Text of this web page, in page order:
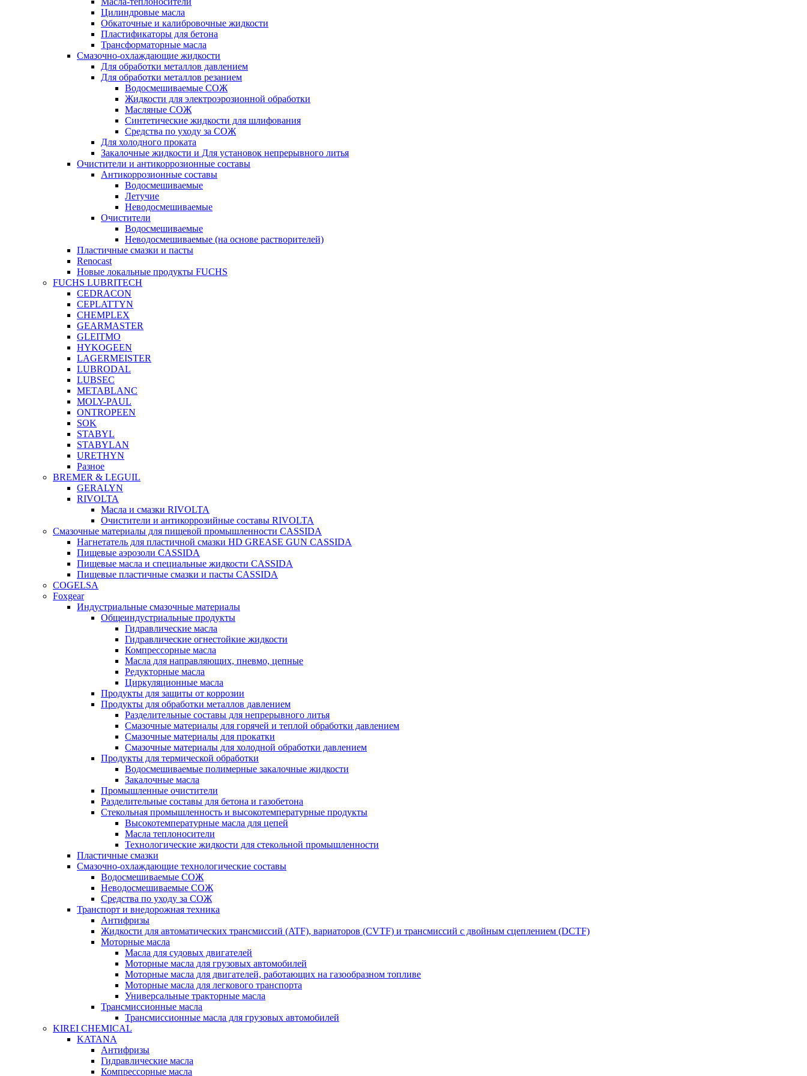
Цилиндровые масла
Обкаточные и калибровочные жидкости
Пластификаторы для бетона
Трансформаторные масла
Смазочно-охлаждающие жидкости
Для обработки металлов давлением
Для обработки металлов резанием
Водосмешиваемые СОЖ
Жидкости для электроэрозионной обработки
Масляные СОЖ
Синтетические жидкости для шлифования
Средства по уходу за СОЖ
Для холодного проката
Закалочные жидкости и Для установок непрерывного литья
Очистители и антикоррозионные составы
Антикоррозионные составы
Водосмешиваемые
Летучие
Неводосмешиваемые
Очистители
Водосмешиваемые
Неводосмешиваемые (на основе растворителей)
Пластичные смазки и пасты
Renocast
Новые локальные продукты FUCHS
FUCHS LUBRITECH
CEDRACON
CEPLATTYN
CHEMPLEX
GEARMASTER
GLEITMO
HYKOGEEN
LAGERMEISTER
LUBRODAL
LUBSEC
METABLANC
MOLY-PAUL
ONTROPEEN
SOK
STABYL
STABYLAN
URETHYN
Разное
BREMER & LEGUIL
GERALYN
RIVOLTA
Масла и смазки RIVOLTA
Очистители и антикоррозийные составы RIVOLTA
Смазочные материалы для пищевой промышленности CASSIDA
Нагнетатель для пластичной смазки HD GREASE GUN CASSIDA
Пищевые аэрозоли CASSIDA
Пищевые масла и специальные жидкости CASSIDA
Пищевые пластичные смазки и пасты CASSIDA
COGELSA
Foxgear
Индустриальные смазочные материалы
Общеиндустриальные продукты
Гидравлические масла
Гидравлические огнестойкие жидкости
Компрессорные масла
Масла для направляющих, пневмо, цепные
Редукторные масла
Циркуляционные масла
Продукты для защиты от коррозии
Продукты для обработки металлов давлением
Разделительные составы для непрерывного литья
Смазочные материалы для горячей и теплой обработки давлением
Смазочные материалы для прокатки
Смазочные материалы для холодной обработки давлением
Продукты для термической обработки
Водосмешиваемые полимерные закалочные жидкости
Закалочные масла
Промышленные очистители
Разделительные составы для бетона и газобетона
Стекольная промышленность и высокотемпературные продукты
Высокотемпературные масла для цепей
Масла теплоносители
Технологические жидкости для стекольной промышленности
Пластичные смазки
Смазочно-охлаждающие технологические составы
Водосмешиваемые СОЖ
Неводосмешиваемые СОЖ
Средства по уходу за СОЖ
Транспорт и внедорожная техника
Антифризы
Жидкости для автоматических трансмиссий (ATF), вариаторов (CVTF) и трансмиссий с двойным сцеплением (DCTF)
Моторные масла
Масла для судовых двигателей
Моторные масла для грузовых автомобилей
Моторные масла для двигателей, работающих на газообразном топливе
Моторные масла для легкового транспорта
Универсальные тракторные масла
Трансмиссионные масла
Трансмиссионные масла для грузовых автомобилей
KIREI CHEMICAL
KATANA
Антифризы
Гидравлические масла
Компрессорные масла